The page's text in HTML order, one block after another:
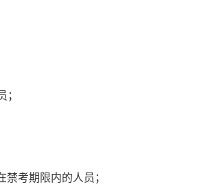
考期限内的人员；